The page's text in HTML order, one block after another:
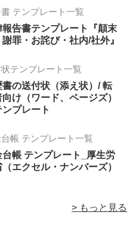
テンプレート一覧
報告書テンプレート『顛末
罪・お詫び・社内/社外』
テンプレート一覧
書の送付状（添え状）/ 転
け（ワード、ページズ）
ンプレート
帳 テンプレート一覧
台帳 テンプレート_厚生労
エクセル・ナンバーズ）
> もっと見る